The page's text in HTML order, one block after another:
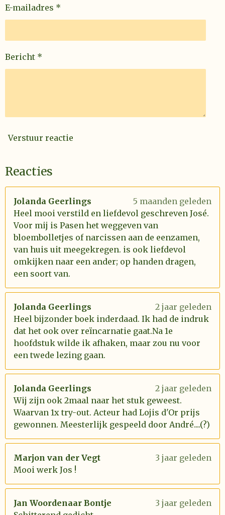
E-mailadres *
Bericht *
Verstuur reactie
Reacties
Jolanda Geerlings
5 maanden geleden
Heel mooi verstild en liefdevol geschreven José.
Voor mij is Pasen het weggeven van
bloembolletjes of narcissen aan de eenzamen,
van huis uit meegekregen. is ook liefdevol
omkijken naar een ander; op handen dragen,
een soort van.
Jolanda Geerlings
2 jaar geleden
Heel bijzonder boek inderdaad. Ik had de indruk
dat het ook over reïncarnatie gaat.Na 1e
hoofdstuk wilde ik afhaken, maar zou nu voor
een twede lezing gaan.
Jolanda Geerlings
2 jaar geleden
Wij zijn ook 2maal naar het stuk geweest.
Waarvan 1x try-out. Acteur had Lojis d'Or prijs
gewonnen. Meesterlijk gespeeld door André....(?)
Marjon van der Vegt
3 jaar geleden
Mooi werk Jos !
Jan Woordenaar Bontje
3 jaar geleden